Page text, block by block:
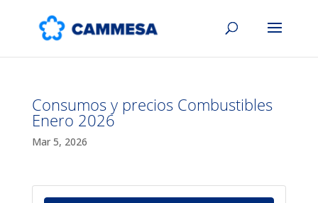
Consumos y precios Combustibles
Enero 2026
Mar 5, 2026